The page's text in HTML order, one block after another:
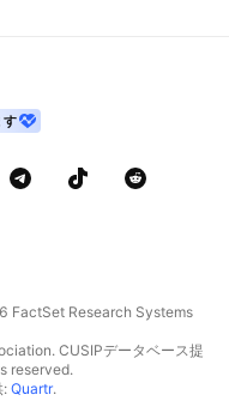
す
FactSet Research Systems
CUSIPデータベース提
reserved.
:Quartr.